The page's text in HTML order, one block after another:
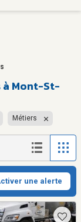
à Mont-St-
Métiers
une alerte